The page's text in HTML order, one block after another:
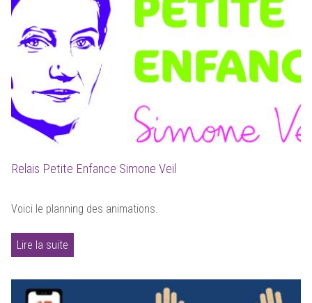
Relais Petite Enfance Simone Veil
Voici le planning des animations.
Lire la suite